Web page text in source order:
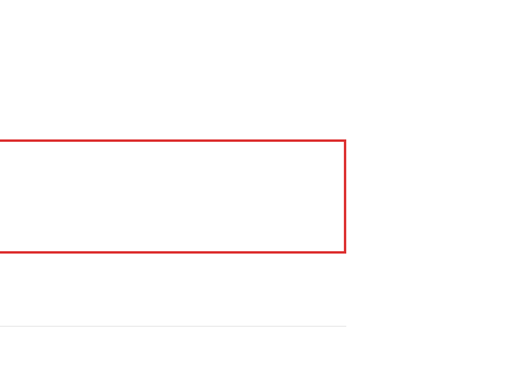
Los
en tiempo y forma.